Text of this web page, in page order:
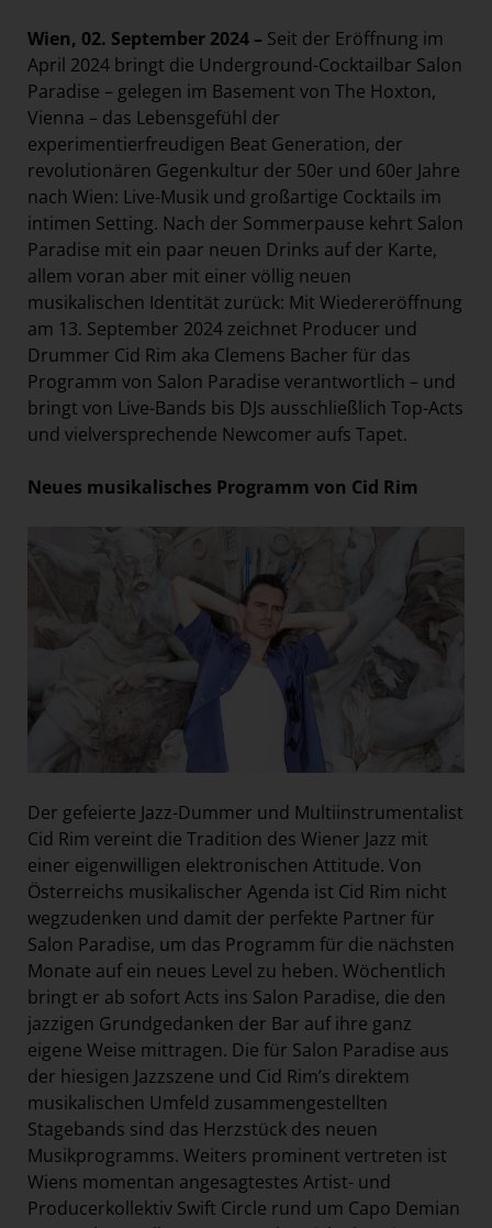
Wien, 02. September 2024 – Seit der Eröffnung im
April 2024 bringt die Underground-Cocktailbar Salon
Paradise – gelegen im Basement von The Hoxton,
Vienna – das Lebensgefühl der
experimentierfreudigen Beat Generation, der
revolutionären Gegenkultur der 50er und 60er Jahre
nach Wien: Live-Musik und großartige Cocktails im
intimen Setting. Nach der Sommerpause kehrt Salon
Paradise mit ein paar neuen Drinks auf der Karte,
allem voran aber mit einer völlig neuen
musikalischen Identität zurück: Mit Wiedereröffnung
am 13. September 2024 zeichnet Producer und
Drummer Cid Rim aka Clemens Bacher für das
Programm von Salon Paradise verantwortlich – und
bringt von Live-Bands bis DJs ausschließlich Top-Acts
und vielversprechende Newcomer aufs Tapet.
Neues musikalisches Programm von Cid Rim
Der gefeierte Jazz-Dummer und Multiinstrumentalist
Cid Rim vereint die Tradition des Wiener Jazz mit
einer eigenwilligen elektronischen Attitude. Von
Österreichs musikalischer Agenda ist Cid Rim nicht
wegzudenken und damit der perfekte Partner für
Salon Paradise, um das Programm für die nächsten
Monate auf ein neues Level zu heben. Wöchentlich
bringt er ab sofort Acts ins Salon Paradise, die den
jazzigen Grundgedanken der Bar auf ihre ganz
eigene Weise mittragen. Die für Salon Paradise aus
der hiesigen Jazzszene und Cid Rim’s direktem
musikalischen Umfeld zusammengestellten
Stagebands sind das Herzstück des neuen
Musikprogramms. Weiters prominent vertreten ist
Wiens momentan angesagtestes Artist- und
Producerkollektiv Swift Circle rund um Capo Demian